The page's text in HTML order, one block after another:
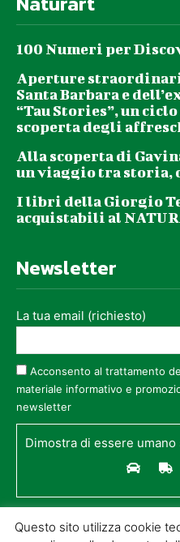
100 Numeri per
Aperture
Santa Barbara e
“Tau Stories”, un
scoperta degli
Alla scoperta di
un viaggio tra
I libri della Giorgio
acquistabili al
Newsletter
La tua email (richiesto)
Acconsento al trattamento
materiale informativo e
newsletter
Dimostra di essere
Questo sito utilizza cookie